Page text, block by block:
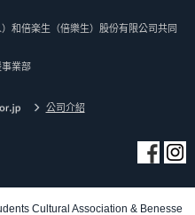
和倍楽生（倍樂生）股份有限公司共同
業部
公司介紹
Cultural Association & Benesse